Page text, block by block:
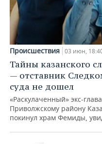
Происшествия 03 июн,
Тайны казанского
— отставник
суда не дошел
«Раскулаченный» экс-
Приволжскому району
покинул храм Фемиды,